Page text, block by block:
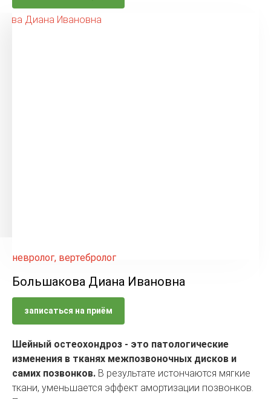
невролог, вертебролог
Большакова Диана Ивановна
записаться на приём
Шейный остеохондроз - это патологические
изменения в тканях межпозвоночных дисков и
самих позвонков. В результате истончаются мягкие
ткани, уменьшается эффект амортизации позвонков.